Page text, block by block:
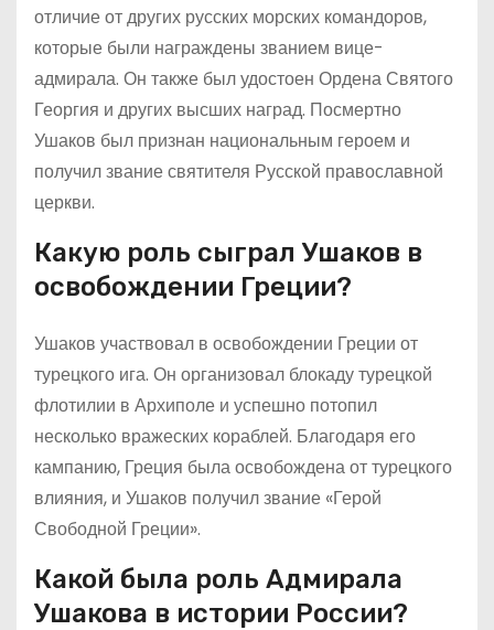
отличие от других русских морских командоров,
которые были награждены званием вице-
адмирала. Он также был удостоен Ордена Святого
Георгия и других высших наград. Посмертно
Ушаков был признан национальным героем и
получил звание святителя Русской православной
церкви.
Какую роль сыграл Ушаков в
освобождении Греции?
Ушаков участвовал в освобождении Греции от
турецкого ига. Он организовал блокаду турецкой
флотилии в Архиполе и успешно потопил
несколько вражеских кораблей. Благодаря его
кампанию, Греция была освобождена от турецкого
влияния, и Ушаков получил звание «Герой
Свободной Греции».
Какой была роль Адмирала
Ушакова в истории России?